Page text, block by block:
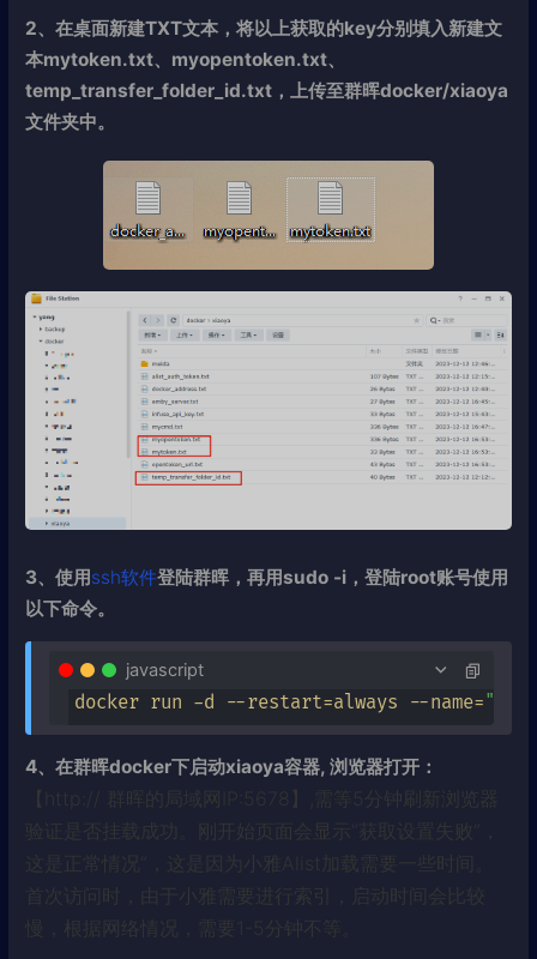
2、在桌面新建TXT文本，将以上获取的key分别填入新建文
本mytoken.txt、myopentoken.txt、
temp_transfer_folder_id.txt ，上传至群晖docker/xiaoya
文件夹中。
3、使用ssh软件登陆群晖，再用sudo -i，登陆root账号使用
以下命令。
javascript
docker run -d --restart=always --name=
4、在群晖docker下启动xiaoya容器, 浏览器打开：
【http:// 群晖的局域网IP:5678】,需等5分钟刷新浏览器
验证是否挂载成功。刚开始页面会显示“获取设置失败”，
这是正常情况“，这是因为小雅Alist加载需要一些时间。
首次访问时，由于小雅需要进行索引，启动时间会比较
慢，根据网络情况，需要1-5分钟不等。